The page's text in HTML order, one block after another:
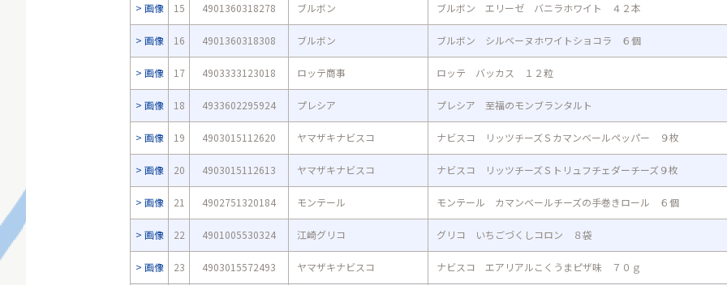
画像 15 4901360318278 ブルボン ブルボン エリーゼ バニラホワイト ４２本
画像 16 4901360318308 ブルボン ブルボン シルベーヌホワイトショコラ ６個
画像 17 4903333123018 ロッテ商事 ロッテ バッカス １２粒
画像 18 4933602295924 プレシア プレシア 至福のモンブランタルト
画像 19 4903015112620 ヤマザキナビスコ ナビスコ リッツチーズＳカマンベールペッパー ９枚
画像 20 4903015112613 ヤマザキナビスコ ナビスコ リッツチーズＳトリュフチェダーチーズ９枚
画像 21 4902751320184 モンテール モンテール カマンベールチーズの手巻きロール ６個
画像 22 4901005530324 江崎グリコ グリコ いちごづくしコロン ８袋
画像 23 4903015572493 ヤマザキナビスコ ナビスコ エアリアルこくうまピザ味 ７０ｇ